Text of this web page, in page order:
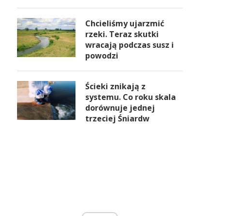
Chcieliśmy ujarzmić
rzeki. Teraz skutki
wracają podczas susz i
powodzi
Ścieki znikają z
systemu. Co roku skala
dorównuje jednej
trzeciej Śniardw